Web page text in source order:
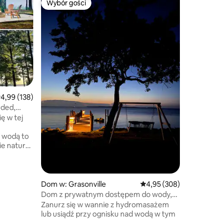
gości
ocena: 4,99 na 5, liczba recenzji: 138
4,99 (138)
w tej
wodą to
natury.
Wybór gości
Wybór gości
Dom w: Grasonville Średnia ocena: 4,95
4,95 (308)
Dom z prywatnym dostępem do wody,
jacuzzi, przystani i kajaków
Zanurz się w wannie z hydromasażem
lub usiądź przy ognisku nad wodą w tym